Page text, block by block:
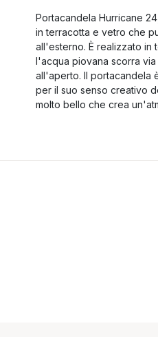
Portacandela Hurricane
in terracotta e vetro che
all'esterno. È realizzato in
l'acqua piovana scorra
all'aperto. Il portacandela
per il suo senso creativo
molto bello che crea